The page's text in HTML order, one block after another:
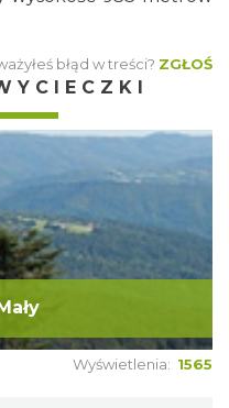
błąd w treści? ZGŁOŚ
Wyświetlenia: 1565